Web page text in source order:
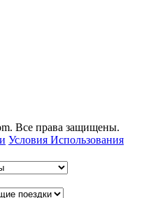
Все права защищены.
Условия Использования